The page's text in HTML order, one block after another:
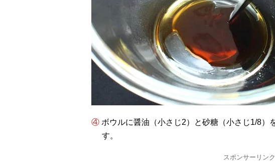
④ ボウルに醤油（小さじ2）と砂糖（小さじ1/8）を入れ、よく混ぜて砂糖を溶かしま
す。
スポンサーリンク